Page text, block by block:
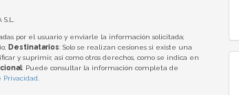
S.L.
por el usuario y enviarle la información solicitada;
Destinatarios: Solo se realizan cesiones si existe una
y suprimir, así como otros derechos, como se indica en
: Puede consultar la información completa de
Privacidad.